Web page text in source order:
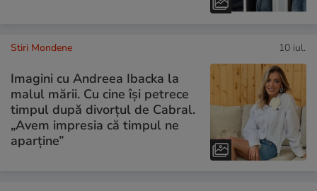
Stiri Mondene 10 iul.
Imagini cu Andreea Ibacka la
malul mării. Cu cine își petrece
timpul după divorțul de Cabral.
„Avem impresia că timpul ne
aparține”